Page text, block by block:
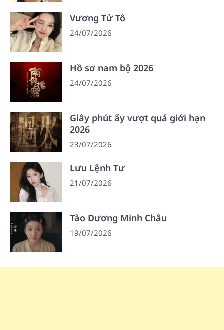
Vương Tử Tô
24/07/2026
Hồ sơ nam bộ 2026
24/07/2026
Giây phút ấy vượt quá giới hạn
2026
23/07/2026
Lưu Lệnh Tư
21/07/2026
Tào Dương Minh Châu
19/07/2026